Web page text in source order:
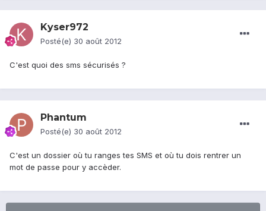
Kyser972
Posté(e) 30 août 2012
C'est quoi des sms sécurisés ?
Phantum
Posté(e) 30 août 2012
C'est un dossier où tu ranges tes SMS et où tu dois rentrer un
mot de passe pour y accèder.